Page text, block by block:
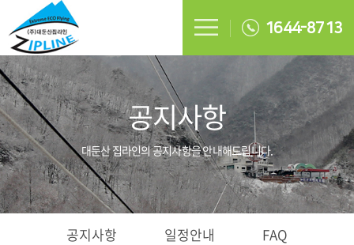
1644-8713
공지사항
대둔산 집라인의 공지사항을 안내해드립니다.
공지사항 일정안내 FAQ